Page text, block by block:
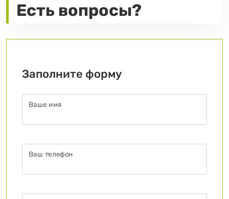
Есть вопросы?
Заполните форму
Ваше имя
Ваш телефон